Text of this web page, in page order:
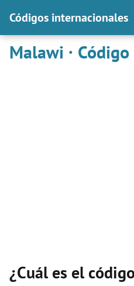
Códigos internacionales
Malawi ·
¿Cuál es el